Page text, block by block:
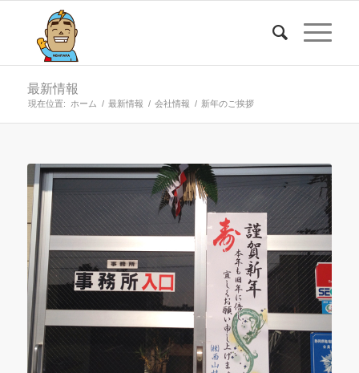
最新情報
現在位置: ホーム / 最新情報 / 会社情報 / 新年のご挨拶